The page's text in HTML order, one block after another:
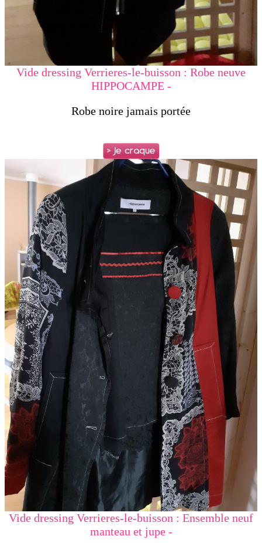
Vide dressing Verrieres-le-buisson : Robe neuve
HIPPOCAMPE -
Robe noire jamais portée
Vide dressing Verrieres-le-buisson : Ensemble neuf
manteau et jupe -